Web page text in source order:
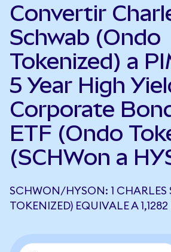
Convertir
Schwab (Ondo
Tokenized) a
5 Year High
Corporate
ETF (Ondo
(SCHWon a
SCHWON/HYSON: 1 CHARLES
TOKENIZED) EQUIVALE A